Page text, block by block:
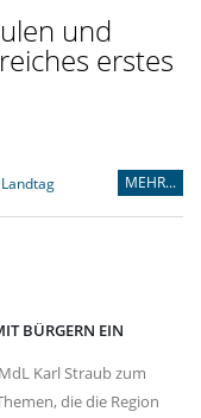
und
erstes
MEHR...
BÜRGERN EIN
Karl Straub zum
die die Region